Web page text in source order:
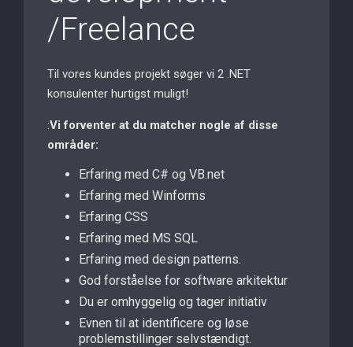
/Freelance
Til vores kundes projekt søger vi 2 .NET
konsulenter hurtigst muligt!
:Vi forventer at du matcher nogle af disse
områder:
Erfaring med C# og VB.net
Erfaring med Winforms
Erfaring CSS
Erfaring med MS SQL
Erfaring med design patterns.
God forståelse for software arkitektur
Du er omhyggelig og tager initiativ
Evnen til at identificere og løse
problemstillinger selvstændigt.